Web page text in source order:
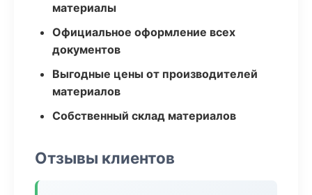
материалы
Официальное оформление всех
документов
Выгодные цены от производителей
материалов
Собственный склад материалов
Отзывы клиентов